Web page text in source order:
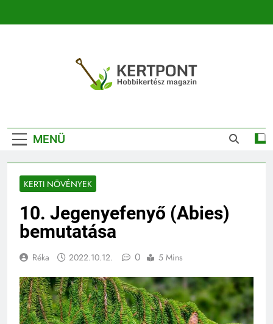
Kertészeti
Magazin |
Növénykereső És
Növényhatározó
MENÜ
KERTI NÖVÉNYEK
10. Jegenyefenyő (Abies)
bemutatása
Réka 2022.10.12. 0 5 Mins